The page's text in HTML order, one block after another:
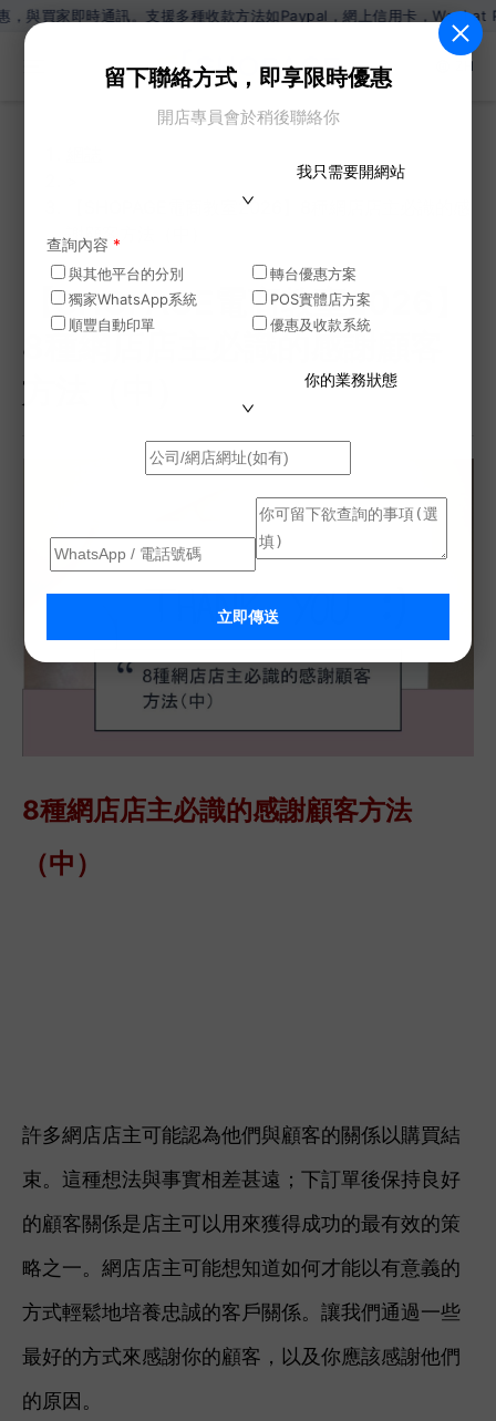
。支援多種收款方法如Paypal，網上信用卡，Wechat Pay，Alipay，
ZH
留下聯絡方式，即享限時優惠
開店專員會於稍後聯絡你
我只需要開網站
查詢內容 *
與其他平台的分別
轉台優惠方案
獨家WhatsApp系統
POS實體店方案
順豐自動印單
優惠及收款系統
你的業務狀態
立即傳送
【SHOPAGE電商教室2026】8種網店店主必識的感
謝顧客方法（中）
【SHOPAGE電商教室2026】
8種網店店主必識的感謝顧客
方法（中）
8種網店店主必識的感謝顧客方法
（中）
許多網店店主可能認為他們與顧客的關係以購買結
束。這種想法與事實相差甚遠；下訂單後保持良好
的顧客關係是店主可以用來獲得成功的最有效的策
略之一。 網店店主可能想知道如何才能以有意義的
方式輕鬆地培養忠誠的客戶關係。讓我們通過一些
最好的方式來感謝你的顧客，以及你應該感謝他們
的原因。